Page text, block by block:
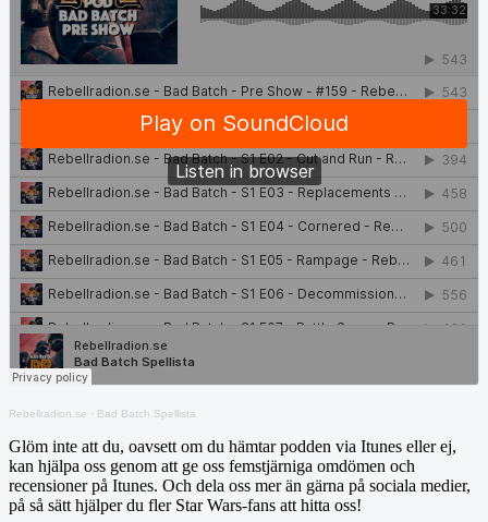
Rebellradion.se · Bad Batch Spellista
Glöm inte att du, oavsett om du hämtar podden via Itunes eller ej,
kan hjälpa oss genom att ge oss femstjärniga omdömen och
recensioner på Itunes. Och dela oss mer än gärna på sociala medier,
på så sätt hjälper du fler Star Wars-fans att hitta oss!